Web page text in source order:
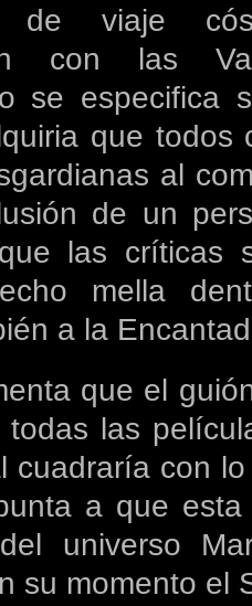
de viaje
con las
se especifica
que
al
de un
las
mella
a la
que el
todas las
cuadraría con
a que
universo
su momento el